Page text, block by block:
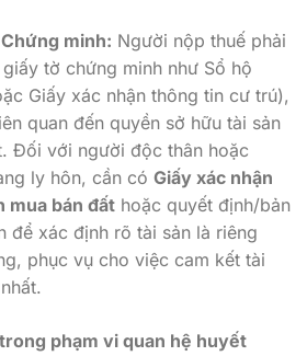
minh: Người nộp thuế phải
tờ chứng minh như Sổ hộ
Giấy xác nhận thông tin cư trú),
quan đến quyền sở hữu tài sản
Đối với người độc thân hoặc
ly hôn, cần có Giấy xác nhận
mua bán đấthoặc quyết định/bản
để xác định rõ tài sản là riêng
phục vụ cho việc cam kết tài
phạm vi quan hệ huyết